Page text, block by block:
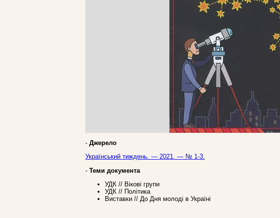
- Джерело
Український тиждень. — 2021. — № 1-3.
- Теми документа
УДК // Вікові групи
УДК // Політика
Виставки // До Дня молоді в Україні